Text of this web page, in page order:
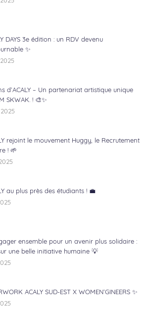
DAYS 3e édition : un RDV devenu
✨
d’ACALY – Un partenariat artistique unique
SKWAK. ! 🎨✨
rejoint le mouvement Huggy, le Recrutement
! 🌱
au plus près des étudiants ! 💼
ensemble pour un avenir plus solidaire :
une belle initiative humaine 💡
ACALY SUD-EST X WOMEN’GINEERS ✨